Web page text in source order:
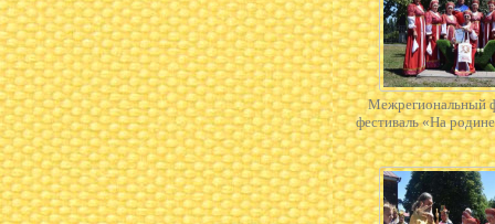
Межрегиональный
фестиваль «На